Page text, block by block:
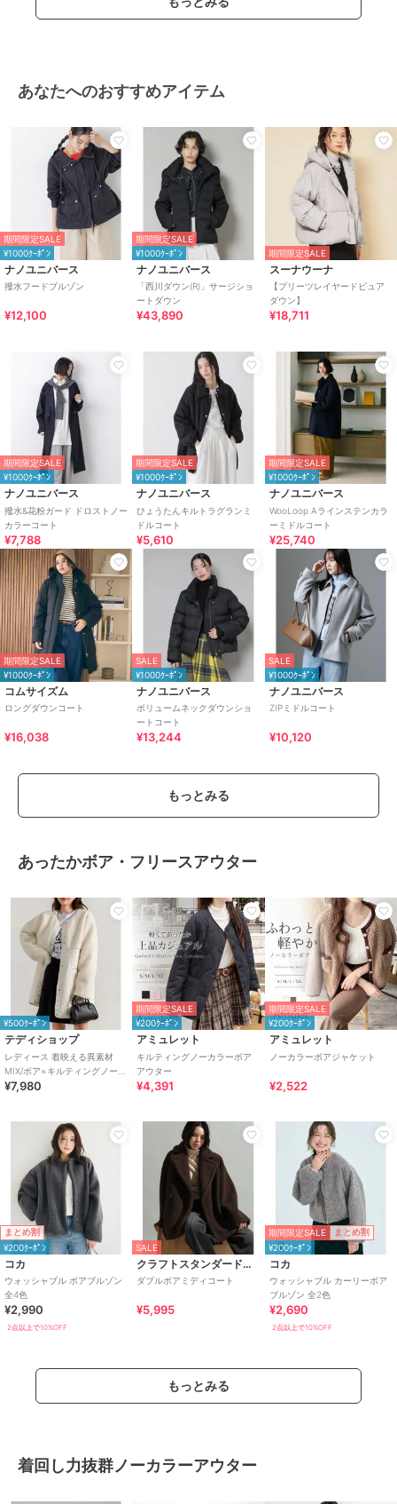
洗える/ライフスタイル
あなたへのおすすめアイテム
期間限定SALE
¥1000ｸｰﾎﾟﾝ
ナノユニバース
撥水フードブルゾン
¥12,100
期間限定SALE
¥1000ｸｰﾎﾟﾝ
ナノユニバース
「西川ダウン(R)」サージショ
ートダウン
¥43,890
期間限定SALE
スーナウーナ
【プリーツレイヤードピュア
ダウン】
¥18,711
期間限定SALE
¥1000ｸｰﾎﾟﾝ
ナノユニバース
撥水&花粉ガード ドロストノー
カラーコート
¥7,788
期間限定SALE
¥1000ｸｰﾎﾟﾝ
ナノユニバース
ひょうたんキルトラグランミ
ドルコート
¥5,610
期間限定SALE
¥1000ｸｰﾎﾟﾝ
ナノユニバース
WooLoop Aラインステンカラ
ーミドルコート
¥25,740
期間限定SALE
¥1000ｸｰﾎﾟﾝ
コムサイズム
ロングダウンコート
¥16,038
SALE
¥1000ｸｰﾎﾟﾝ
ナノユニバース
ボリュームネックダウンショ
ートコート
¥13,244
SALE
¥1000ｸｰﾎﾟﾝ
ナノユニバース
ZIPミドルコート
¥10,120
もっとみる
あったかボア・フリースアウター
¥500ｸｰﾎﾟﾝ
テディショップ
レディース 着映える異素材
MIX/ボア×キルティングノーカ
ラーコート
¥7,980
期間限定SALE
¥200ｸｰﾎﾟﾝ
アミュレット
キルティングノーカラーボア
アウター
¥4,391
期間限定SALE
¥200ｸｰﾎﾟﾝ
アミュレット
ノーカラーボアジャケット
¥2,522
まとめ割
¥200ｸｰﾎﾟﾝ
コカ
ウォッシャブル ボアブルゾン
全4色
¥2,990
2点以上で10%OFF
SALE
クラフトスタンダードブティック
ダブルボアミディコート
¥5,995
期間限定SALE まとめ割
¥200ｸｰﾎﾟﾝ
コカ
ウォッシャブル カーリーボア
ブルゾン 全2色
¥2,690
2点以上で10%OFF
もっとみる
着回し力抜群ノーカラーアウター